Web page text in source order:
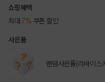
쇼핑혜택
최대 7% 쿠폰 할인
사은품
랜덤사은품(리바이스